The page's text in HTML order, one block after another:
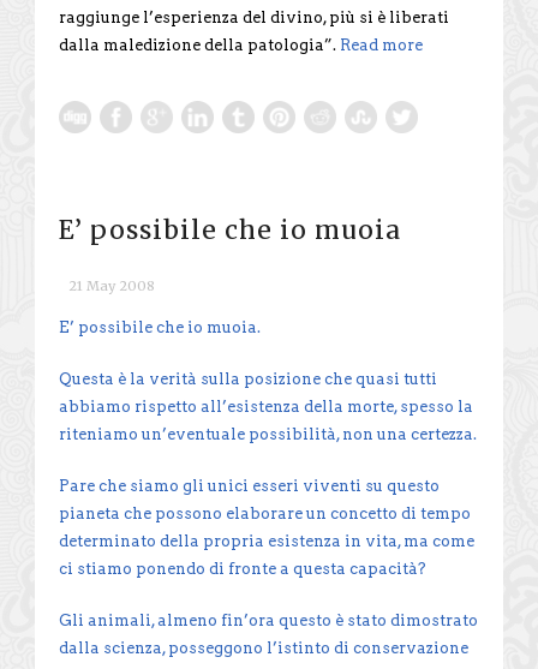
raggiunge l’esperienza del divino, più si è liberati
dalla maledizione della patologia”. Read more
E’ possibile che io muoia
21 May 2008
E’ possibile che io muoia.
Questa è la verità sulla posizione che quasi tutti
abbiamo rispetto all’esistenza della morte, spesso la
riteniamo un’eventuale possibilità, non una certezza.
Pare che siamo gli unici esseri viventi su questo
pianeta che possono elaborare un concetto di tempo
determinato della propria esistenza in vita, ma come
ci stiamo ponendo di fronte a questa capacità?
Gli animali, almeno fin’ora questo è stato dimostrato
dalla scienza, posseggono l’istinto di conservazione